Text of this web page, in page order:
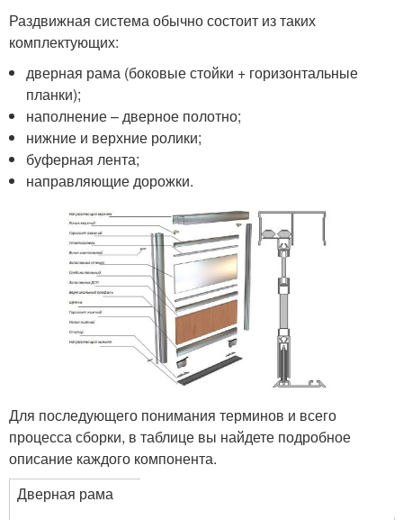
Раздвижная система обычно состоит из таких
комплектующих:
дверная рама (боковые стойки + горизонтальные
планки);
наполнение – дверное полотно;
нижние и верхние ролики;
буферная лента;
направляющие дорожки.
Для последующего понимания терминов и всего
процесса сборки, в таблице вы найдете подробное
описание каждого компонента.
Дверная рама